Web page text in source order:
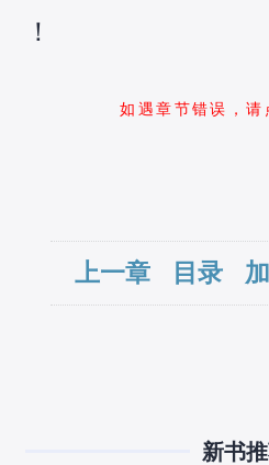
！
如遇章节错误，
上一章 目录
新书